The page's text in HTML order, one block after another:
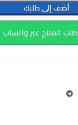
أضف إلى طلبك
طلب المنتج عبر واتساب